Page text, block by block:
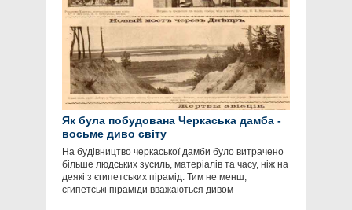
Як була побудована Черкаська дамба -
восьме диво світу
На будівництво черкаської дамби було витрачено
більше людських зусиль, матеріалів та часу, ніж на
деякі з єгипетських пірамід. Тим не менш,
єгипетські піраміди вважаються дивом